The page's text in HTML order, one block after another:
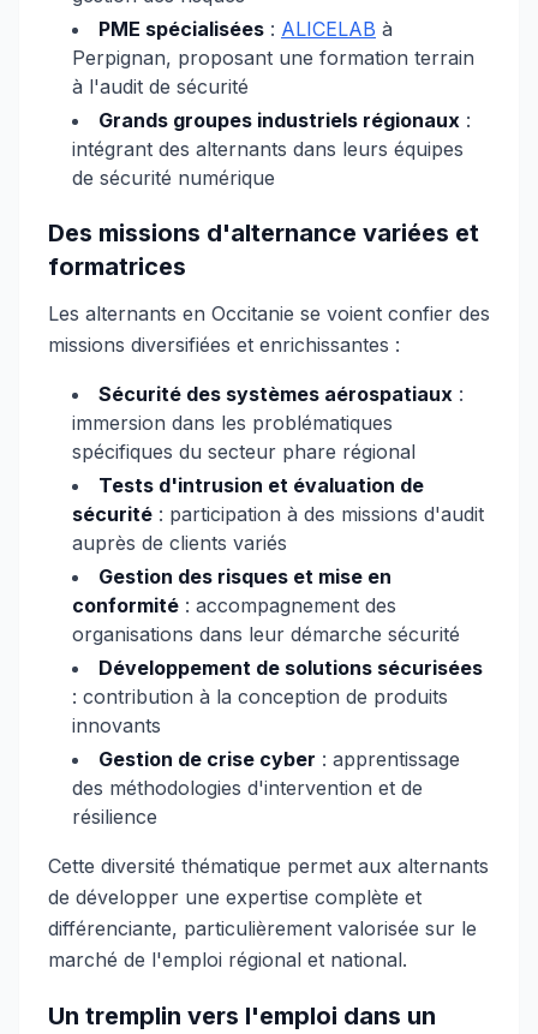
PME spécialisées : ALICELAB à
Perpignan, proposant une formation terrain
à l'audit de sécurité
Grands groupes industriels régionaux :
intégrant des alternants dans leurs équipes
de sécurité numérique
Des missions d'alternance variées et
formatrices
Les alternants en Occitanie se voient confier des
missions diversifiées et enrichissantes :
Sécurité des systèmes aérospatiaux :
immersion dans les problématiques
spécifiques du secteur phare régional
Tests d'intrusion et évaluation de
sécurité : participation à des missions d'audit
auprès de clients variés
Gestion des risques et mise en
conformité : accompagnement des
organisations dans leur démarche sécurité
Développement de solutions sécurisées
: contribution à la conception de produits
innovants
Gestion de crise cyber : apprentissage
des méthodologies d'intervention et de
résilience
Cette diversité thématique permet aux alternants
de développer une expertise complète et
différenciante, particulièrement valorisée sur le
marché de l'emploi régional et national.
Un tremplin vers l'emploi dans un